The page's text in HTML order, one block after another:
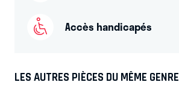
Accès handicapés
LES AUTRES PIÈCES DU MÊME GENRE